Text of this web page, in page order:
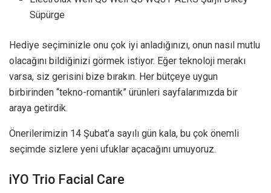
Süpürge
Hediye seçiminizle onu çok iyi anladığınızı, onun nasıl mutlu
olacağını bildiğinizi görmek istiyor. Eğer teknoloji merakı
varsa, siz gerisini bize bırakın. Her bütçeye uygun
birbirinden “tekno-romantik” ürünleri sayfalarımızda bir
araya getirdik.
Önerilerimizin 14 Şubat’a sayılı gün kala, bu çok önemli
seçimde sizlere yeni ufuklar açacağını umuyoruz.
iYO Trio Facial Care